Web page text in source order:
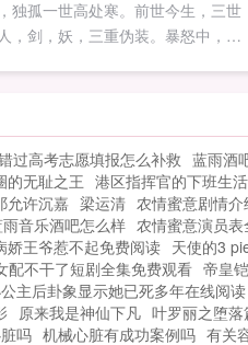
心吧！小师妹（拍桌而起）谁把其
的人拉进群的？！我要踢人了嗷！
代言人我派炼器天才商师弟有话
是不会外嫁便宜你们的！呜呜呜呜
最爱的到底是谁！？你说！卿云我
可是你有好多剑！大部分还是别人
！！结局1v1如果您喜欢剑宗小师
成为万人迷，别忘记分享给朋友...
独孤一世高处寒。前世今生，三世
，剑，妖，三重伪装。暴怒中，仗
过高考志愿填报怎么补救 蓝雨酒
的无耻之王 港区指挥官的下班生活
允许沉嘉 梁运清 农情蜜意剧情介
音乐酒吧怎么样 农情蜜意演员
娇王爷惹不起免费阅读 天使的3
配不干了短剧全集免费观看 帝皇
主后卦象显示她已死多年在线阅读
原来我是神仙下凡 叶罗丽之堕落
吗 机械心脏有成功案例吗 有关